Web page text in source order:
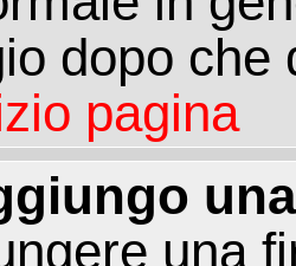
dopo che
pagina
una